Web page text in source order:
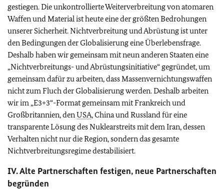
gestiegen. Die unkontrollierte Weiterverbreitung von atomaren
Waffen und Material ist heute eine der größten Bedrohungen
unserer Sicherheit. Nichtverbreitung und Abrüstung ist unter
den Bedingungen der Globalisierung eine Überlebensfrage.
Deshalb haben wir gemeinsam mit neun anderen Staaten eine
„Nichtverbreitungs- und Abrüstungsinitiative“ gegründet, um
gemeinsam dafür zu arbeiten, dass Massenvernichtungswaffen
nicht zum Fluch der Globalisierung werden. Deshalb arbeiten
wir im „E3+3“-Format gemeinsam mit Frankreich und
Großbritannien, denUSA, China und Russland für eine
transparente Lösung des Nuklearstreits mit dem Iran, dessen
Verhalten nicht nur die Region, sondern das gesamte
Nichtverbreitungsregime destabilisiert.
IV. Alte Partnerschaften festigen, neue Partnerschaften
begründen